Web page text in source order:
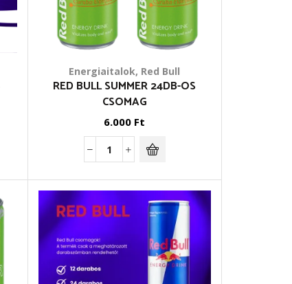
Energiaitalok, Red Bull
RED BULL SUMMER 24DB-OS
CSOMAG
6.000 Ft
Red
Summer
os
mennyiség